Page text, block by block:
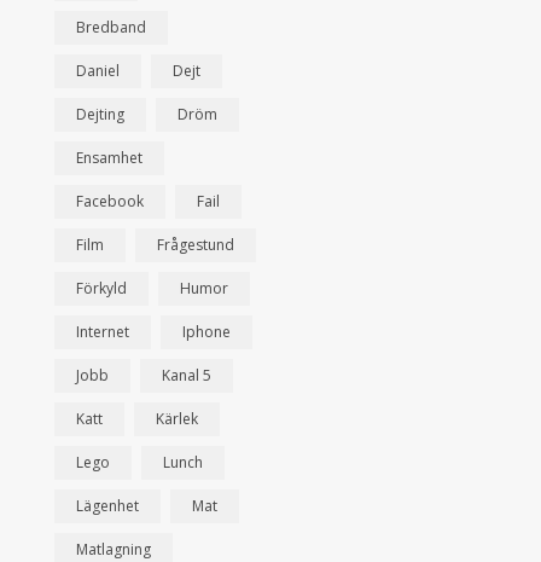
Bredband
Daniel Dejt
Dejting Dröm
Ensamhet
Facebook Fail
Film Frågestund
Förkyld Humor
Internet Iphone
Jobb Kanal 5
Katt Kärlek
Lego Lunch
Lägenhet Mat
Matlagning